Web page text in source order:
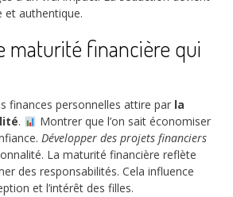
et authentique.
maturité financière qui
finances personnelles attire par la
.
Montrer que l’on sait économiser
Développer des projets financiers
La maturité financière reflète
des responsabilités. Cela influence
et l’intérêt des filles.